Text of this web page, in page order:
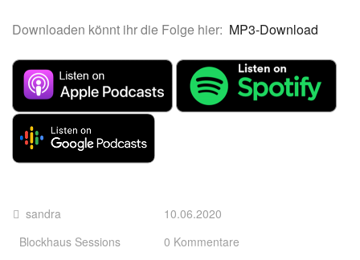
Downloaden könnt ihr die Folge hier: MP3-Download
sandra
Blockhaus Sessions
10.06.2020
0 Kommentare